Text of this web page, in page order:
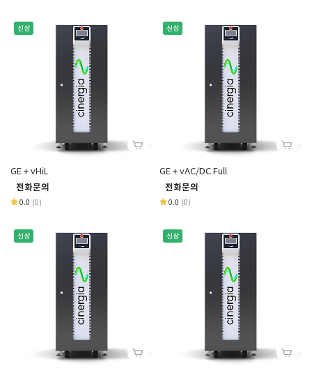
신상
GE + vHiL
전화문의
0.0 (0)
신상
GE + vAC/DC Full
전화문의
0.0 (0)
신상 신상